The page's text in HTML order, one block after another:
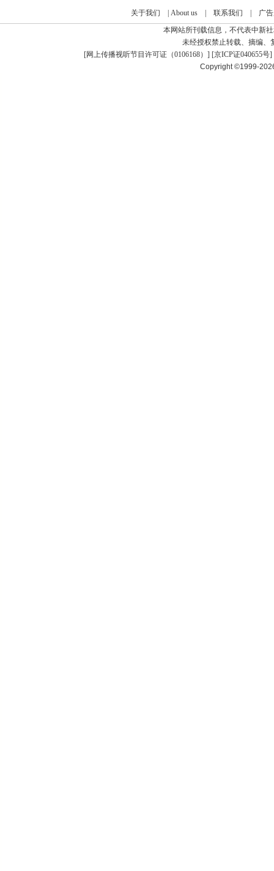
关于我们 About us| 联系我们
广
本网站所刊载信息，不代表中新
未经授权禁止转载、摘编、
[网上传播视听节目许可证（0106168） ] [京ICP证040655号]
Copyright ©1999-